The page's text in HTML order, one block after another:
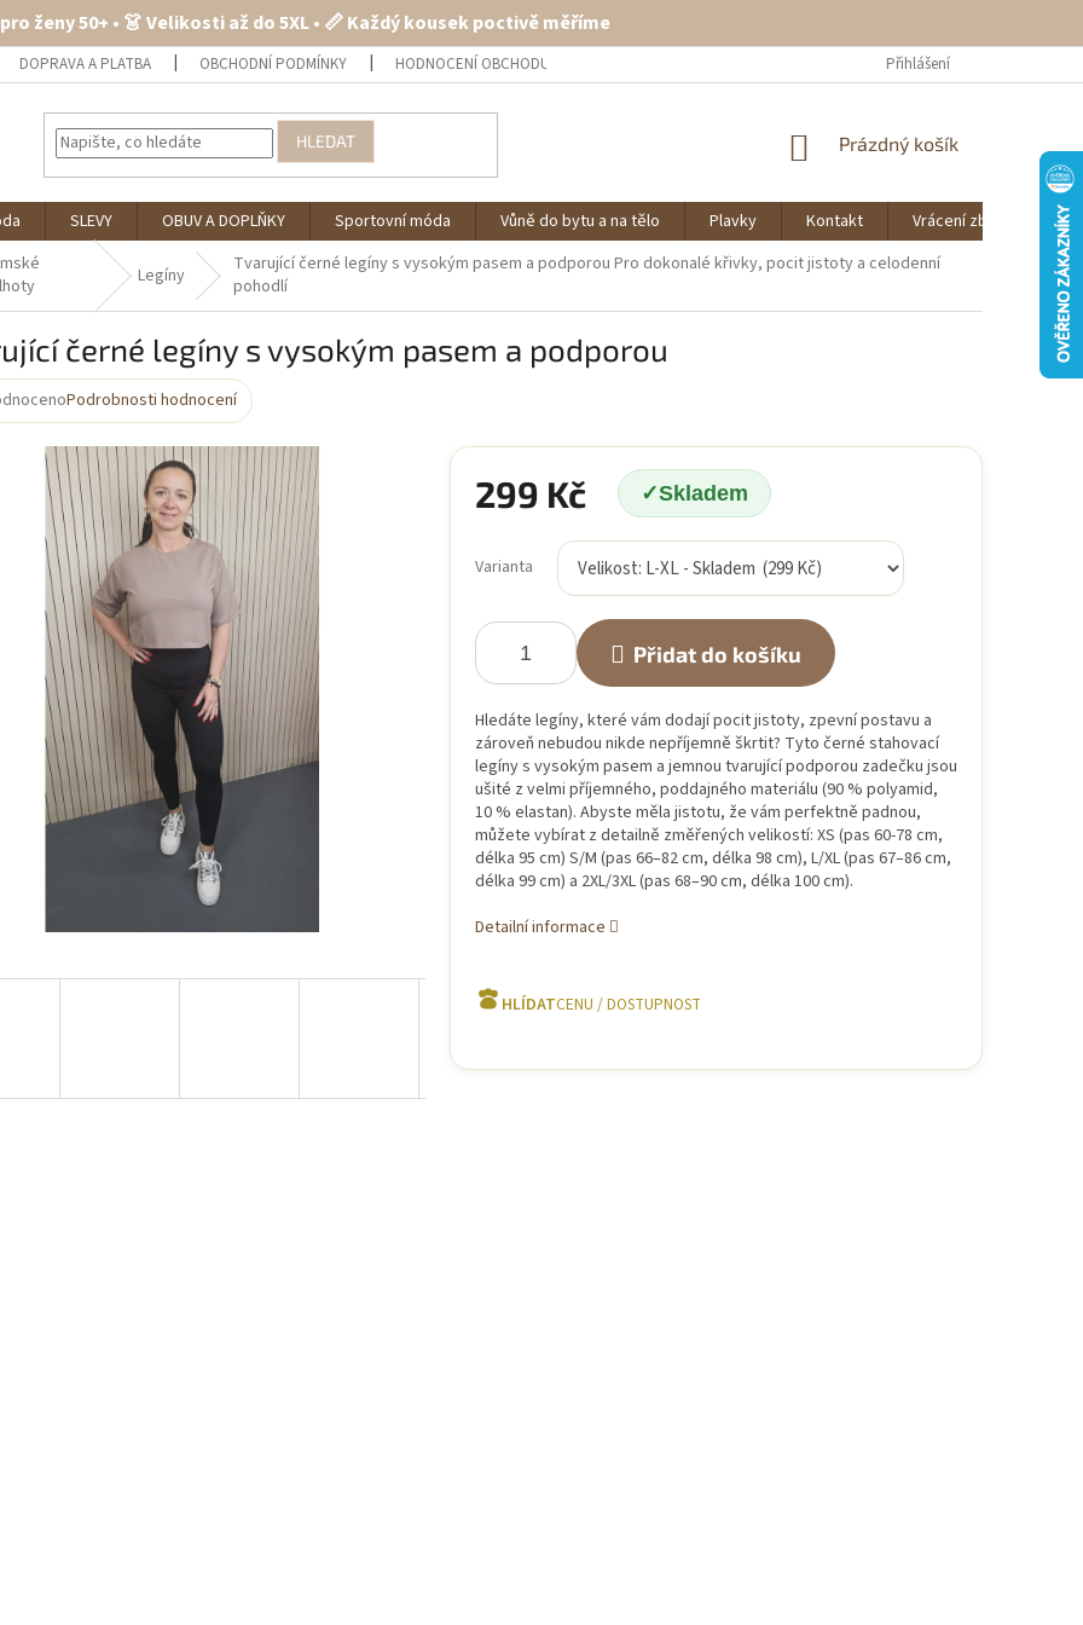
ženy 50+ • 👗 Velikosti až do 5XL • 📏 Každý kousek poctivě měříme
DOPRAVA A PLATBA OBCHODNÍ PODMÍNKY HODNOCENÍ OBCHODU Přihlášení
HLEDAT
NÁKUPNÍ
Prázdný košík
SLEVY OBUV A DOPLŇKY Sportovní móda Vůně do bytu a na tělo Plavky Kontakt Vrácení zboží O
Legíny Tvarující černé legíny s vysokým pasem a podporou Pro dokonalé křivky, pocit jistoty a celodenní
pohodlí
černé legíny s vysokým pasem a podporou
Podrobnosti hodnocení
299 Kč Skladem
cena:
Varianta
Přidat do košíku
Hledáte legíny, které vám dodají pocit jistoty, zpevní postavu a
zároveň nebudou nikde nepříjemně škrtit? Tyto černé stahovací
legíny s vysokým pasem a jemnou tvarující podporou zadečku jsou
ušité z velmi příjemného, poddajného materiálu (90 % polyamid,
10 % elastan). Abyste měla jistotu, že vám perfektně padnou,
můžete vybírat z detailně změřených velikostí: XS (pas 60-78 cm,
délka 95 cm) S/M (pas 66–82 cm, délka 98 cm), L/XL (pas 67–86 cm,
délka 99 cm) a 2XL/3XL (pas 68–90 cm, délka 100 cm).
Detailní informace
HLÍDAT